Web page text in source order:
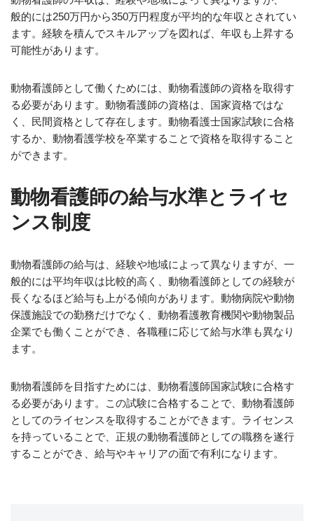
般的には250万円から350万円程度が平均的な年収とされてい
ます。経験を積んでスキルアップを図れば、年収も上昇する
可能性があります。
動物看護師として働くためには、動物看護師の資格を取得す
る必要があります。動物看護師の資格は、国家資格ではな
く、民間資格として存在します。動物看護士国家試験に合格
するか、動物看護学校を卒業することで資格を取得すること
ができます。
動物看護師の給与水準とライセ
ンス制度
動物看護師の給与は、経験や地域によって異なりますが、一
般的には平均年収は比較的高く、動物看護師としての経験が
長くなるほど給与も上がる傾向があります。動物病院や動物
保護施設での勤務だけでなく、動物看護教育機関や動物製品
企業でも働くことができ、各職種に応じて給与水準も異なり
ます。
動物看護師を目指すためには、動物看護師国家試験に合格す
る必要があります。この試験に合格することで、動物看護師
としてのライセンスを取得することができます。ライセンス
を持っていることで、正規の動物看護師としての職務を遂行
することができ、給与やキャリアの面で有利になります。